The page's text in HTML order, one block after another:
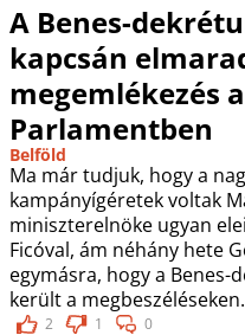
A Benes-
kapcsán
megemlékezés a
Parlamentben
Belföld
Ma már tudjuk, hogy a
kampányígéretek voltak
miniszterelnöke ugyan
Ficóval, ám néhány hete
egymásra, hogy a Benes-
került a megbeszéléseken.
2 1 0